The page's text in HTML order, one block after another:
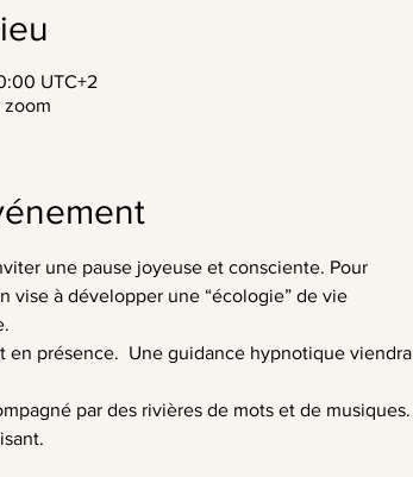
UTC+2
une pause joyeuse et consciente. Pour
vise à développer une “écologie” de vie
en présence.  Une guidance hypnotique viendra
par des rivières de mots et de musiques.